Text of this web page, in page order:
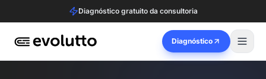
Diagnóstico gratuito da consultoria
Diagnóstico